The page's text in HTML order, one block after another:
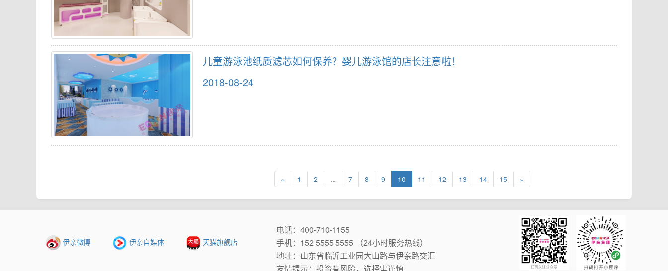
儿童游泳池纸质滤芯如何保养？婴儿游泳馆的店长注意啦！
2018-08-24
« 1 2 ... 7 8 9 10 11 12 13 14 15 »
伊亲微博 伊亲自媒体 天猫旗舰店
电话：400-710-1155
手机：152 5555 5555 （24小时服务热线）
地址：山东省临沂工业园大山路与伊亲路交汇
友情提示：投资有风险，选择需谨慎